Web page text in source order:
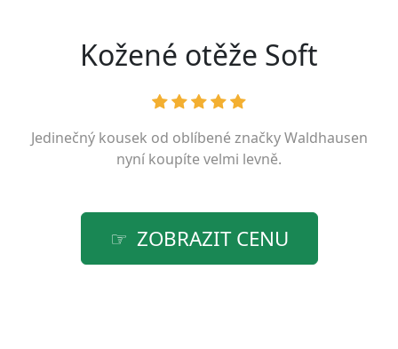
Kožené otěže Soft
Jedinečný kousek od oblíbené značkyWaldhausen
nyní koupíte velmi levně.
ZOBRAZIT CENU